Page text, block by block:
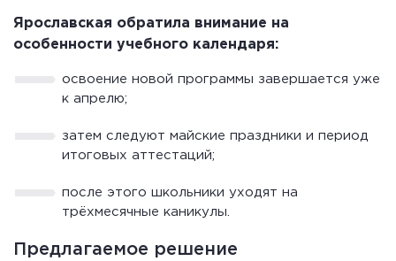
Ярославская обратила внимание на
особенности учебного календаря:
освоение новой программы завершается уже
к апрелю;
затем следуют майские праздники и период
итоговых аттестаций;
после этого школьники уходят на
трёхмесячные каникулы.
Предлагаемое решение